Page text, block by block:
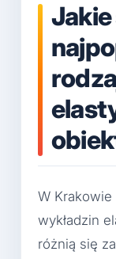
Jakie
W
wykładzin
różnią się